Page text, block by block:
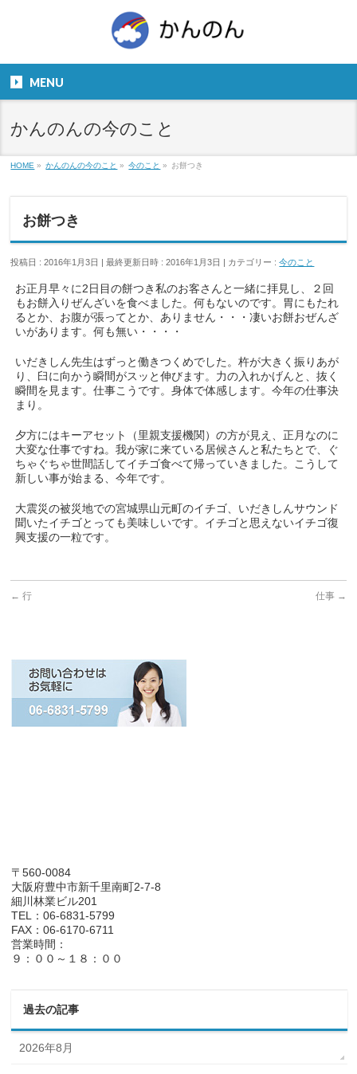
９：００～１８：００
MENU
かんのんの今のこと
HOME » かんのんの今のこと » 今のこと » お餅つき
お餅つき
投稿日 : 2016年1月3日 最終更新日時 : 2016年1月3日 カテゴリー :今のこと
お正月早々に2日目の餅つき私のお客さんと一緒に拝見し、２回
もお餅入りぜんざいを食べました。何もないのです。胃にもたれ
るとか、お腹が張ってとか、ありません・・・凄いお餅おぜんざ
いがあります。何も無い・・・・
いだきしん先生はずっと働きつくめでした。杵が大きく振りあが
り、臼に向かう瞬間がスッと伸びます。力の入れかげんと、抜く
瞬間を見ます。仕事こうです。身体で体感します。今年の仕事決
まり。
夕方にはキーアセット（里親支援機関）の方が見え、正月なのに
大変な仕事ですね。我が家に来ている居候さんと私たちとで、ぐ
ちゃぐちゃ世間話してイチゴ食べて帰っていきました。こうして
新しい事が始まる、今年です。
大震災の被災地での宮城県山元町のイチゴ、いだきしんサウンド
聞いたイチゴとっても美味しいです。イチゴと思えないイチゴ復
興支援の一粒です。
← 行 仕事 →
〒560-0084
大阪府豊中市新千里南町2-7-8
細川林業ビル201
TEL：06-6831-5799
FAX：06-6170-6711
営業時間：
９：００～１８：００
過去の記事
2026年8月